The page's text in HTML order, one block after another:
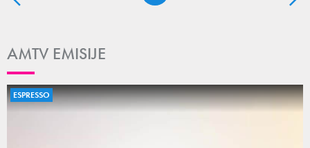
AMTV EMISIJE
ESPRESSO